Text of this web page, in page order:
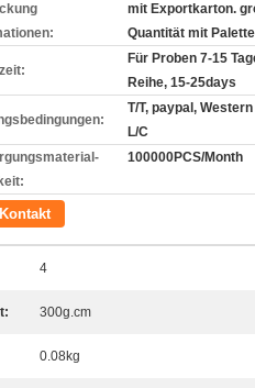
mit Exportkarton.
Quantität mit Palette
Für Proben 7-15
Reihe, 15-25days
T/T, paypal,
L/C
100000PCS/Month
Kontakt
4
300g.cm
0.08kg